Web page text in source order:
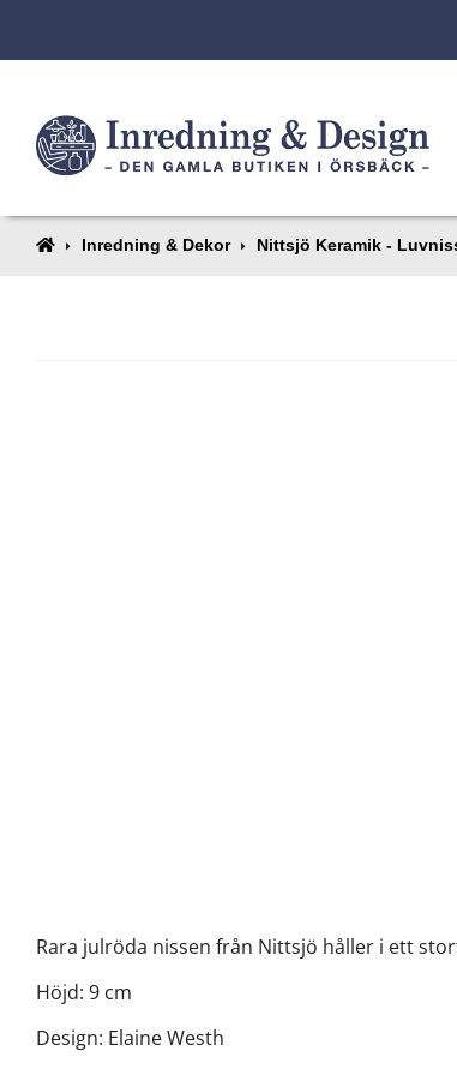
Inredning & Dekor Nittsjö Keramik -
Rara julröda nissen från Nittsjö håller i ett
Höjd: 9 cm
Design: Elaine Westh